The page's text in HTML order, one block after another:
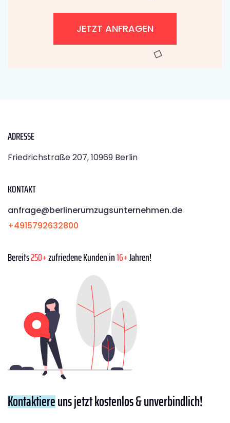
JETZT ANFRAGEN
ADRESSE
Friedrichstraße 207, 10969 Berlin
KONTAKT
anfrage@berlinerumzugsunternehmen.de
+4915792632800
Bereits250+zufriedene Kunden in16+Jahren!
Kontaktiereuns jetzt kostenlos & unverbindlich!